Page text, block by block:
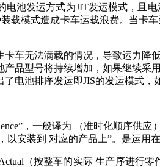
电池发运方式为JIT发运模式，且
载模式造成卡车运载浪费。当卡
车无法满载的情况，导致运力
品型号将持续增加，如果继续
电池排序发运即JIS的发运模式
，一般译为 （准时化顺序供
安装到 对应的产品上”。是运用
（按整车的实际 生产序进行